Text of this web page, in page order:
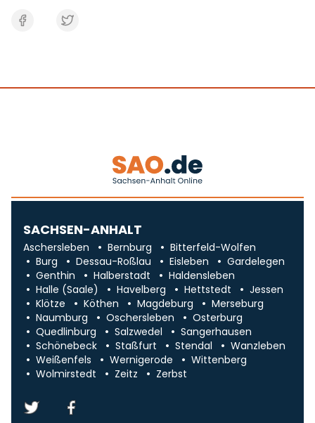
SACHSEN-ANHALT
Aschersleben Bernburg
Bitterfeld-Wolfen
Burg
Dessau-Roßlau Eisleben
Gardelegen
Genthin
Halberstadt
Haldensleben
Halle (Saale)
Havelberg Hettstedt
Jessen
Klötze
Köthen Magdeburg
Merseburg
Naumburg
Oschersleben
Osterburg
Quedlinburg
Salzwedel
Sangerhausen
Schönebeck
Staßfurt Stendal
Wanzleben
Weißenfels
Wernigerode
Wittenberg
Wolmirstedt
Zeitz Zerbst